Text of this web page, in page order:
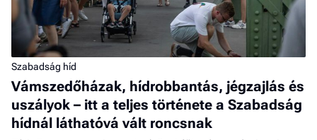
Szabadság híd
Vámszedőházak, hídrobbantás, jégzajlás és
uszályok – itt a teljes története a Szabadság
hídnál láthatóvá vált roncsnak